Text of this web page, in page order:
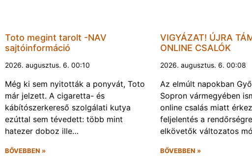
Toto megint tarolt -NAV
sajtóinformáció
2026. augusztus. 6. 00:10
Még ki sem nyitották a ponyvát, Toto
már jelzett. A cigaretta- és
kábítószerkereső szolgálati kutya
ezúttal sem tévedett: több mint
hatezer doboz ille…
BŐVEBBEN »
VIGYÁZAT! ÚJRA
ONLINE CSALÓK
2026. augusztus. 6. 00:08
Az elmúlt napokban
Sopron vármegyében
online csalás miatt
feljelentés a
elkövetők változatos
BŐVEBBEN »